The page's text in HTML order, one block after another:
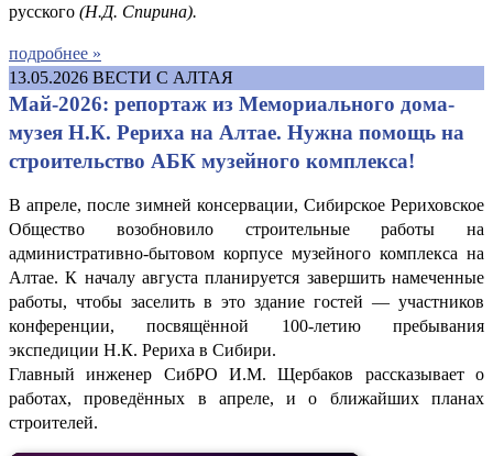
русского (Н.Д. Спирина).
подробнее »
13.05.2026 ВЕСТИ С АЛТАЯ
Май-2026: репортаж из Мемориального дома-
музея Н.К. Рериха на Алтае. Нужна помощь на
строительство АБК музейного комплекса!
В апреле, после зимней консервации, Сибирское Рериховское
Общество возобновило строительные работы на
административно-бытовом корпусе музейного комплекса на
Алтае. К началу августа планируется завершить намеченные
работы, чтобы заселить в это здание гостей — участников
конференции, посвящённой 100-летию пребывания
экспедиции Н.К. Рериха в Сибири.
Главный инженер СибРО И.М. Щербаков рассказывает о
работах, проведённых в апреле, и о ближайших планах
строителей.